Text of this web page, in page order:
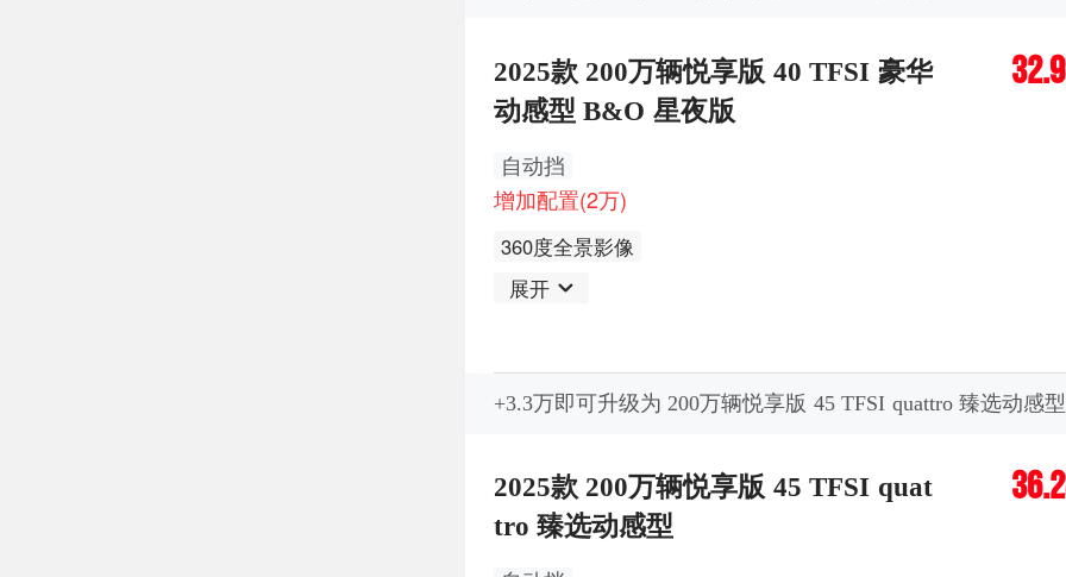
2025款 200万辆悦享版 40 TFSI 豪华
动感型 B&O 星夜版
自动挡
增加配置(2万)
360度全景影像
展开
+3.3万即可升级为 200万辆悦享版 45 TFSI quattro 臻选动感型
2025款 200万辆悦享版 45 TFSI quat
tro 臻选动感型